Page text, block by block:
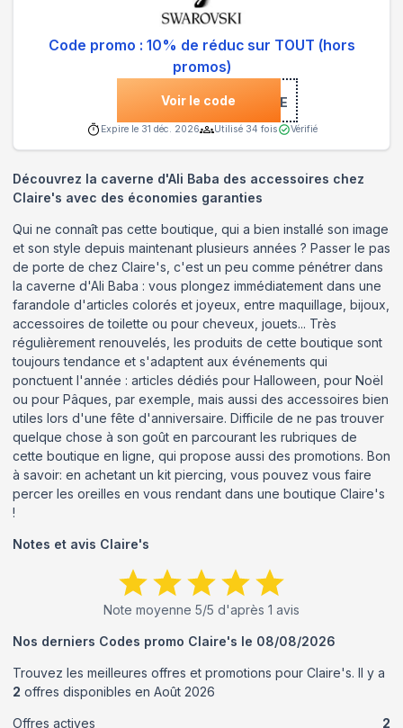
Code promo : 10% de réduc sur TOUT (hors
promos)
Voir le code***COME
Expire le 31 déc. 2026 Utilisé 34 fois Vérifié
Découvrez la caverne d'Ali Baba des accessoires chez
Claire's avec des économies garanties
Qui ne connaît pas cette boutique, qui a bien installé son image
et son style depuis maintenant plusieurs années ? Passer le pas
de porte de chez Claire's, c'est un peu comme pénétrer dans
la caverne d'Ali Baba : vous plongez immédiatement dans une
farandole d'articles colorés et joyeux, entre maquillage, bijoux,
accessoires de toilette ou pour cheveux, jouets... Très
régulièrement renouvelés, les produits de cette boutique sont
toujours tendance et s'adaptent aux événements qui
ponctuent l'année : articles dédiés pour Halloween, pour Noël
ou pour Pâques, par exemple, mais aussi des accessoires bien
utiles lors d'une fête d'anniversaire. Difficile de ne pas trouver
quelque chose à son goût en parcourant les rubriques de
cette boutique en ligne, qui propose aussi des promotions. Bon
à savoir: en achetant un kit piercing, vous pouvez vous faire
percer les oreilles en vous rendant dans une boutique Claire's
!
Notes et avis Claire's
Note moyenne 5/5 d'après 1 avis
Nos derniers Codes promo Claire's le 08/08/2026
Trouvez les meilleures offres et promotions pour Claire's. Il y a
2 offres disponibles en Août 2026
Offres actives
2